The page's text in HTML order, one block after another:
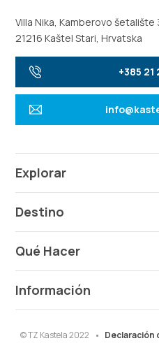
Villa Nika, Kamberovo šetalište
21216 Kaštel Stari, Hrvatska
+385 21
Explorar
Destino
Qué Hacer
Información
© TZ Kastela 2022 Declaración